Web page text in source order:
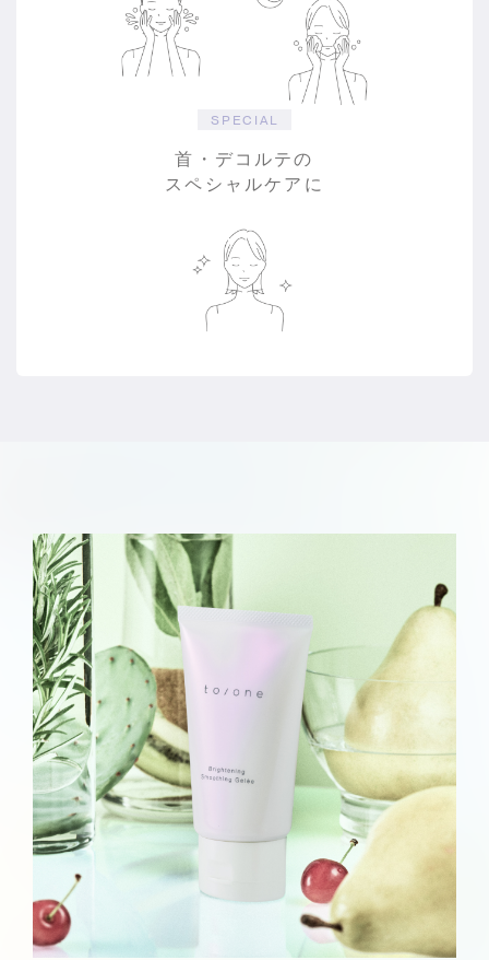
SPECIAL
首・デコルテの
スペシャルケアに